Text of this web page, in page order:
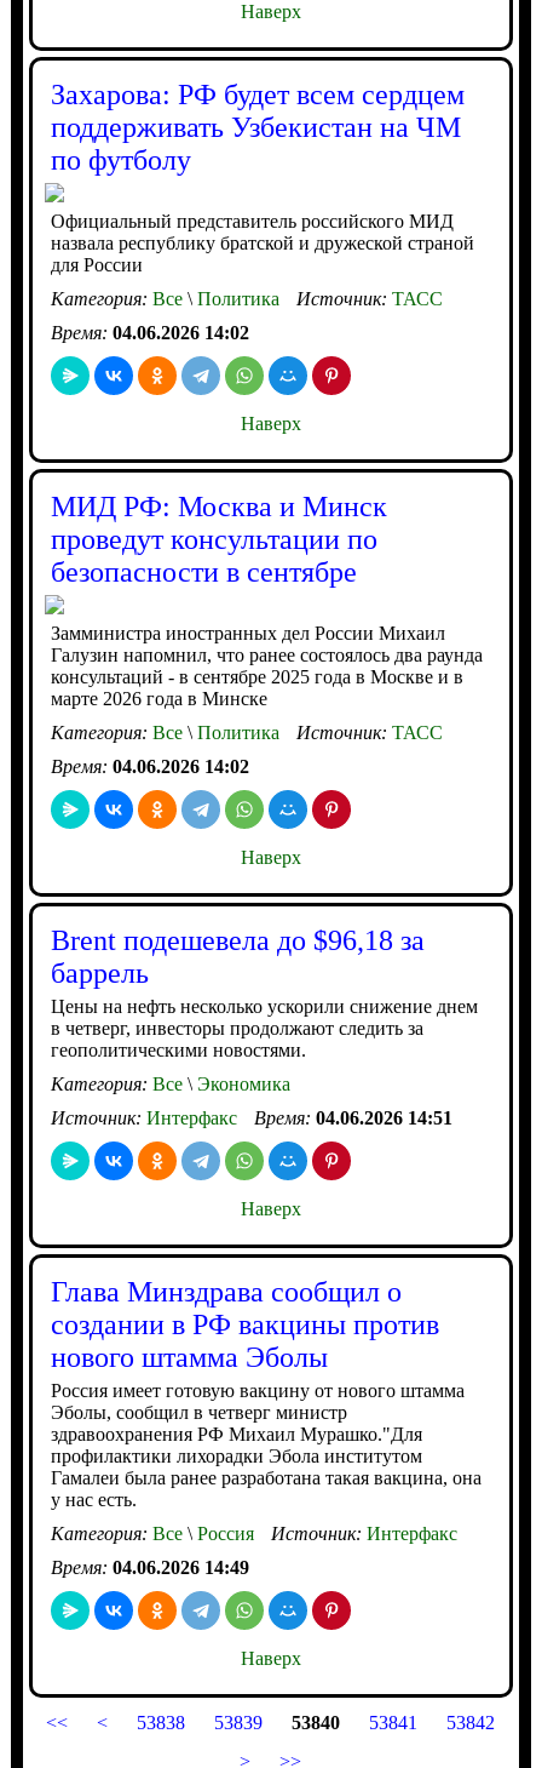
Наверх
Захарова: РФ будет всем сердцем
поддерживать Узбекистан на ЧМ
по футболу
Официальный представитель российского МИД
назвала республику братской и дружеской страной
для России
Категория: Все\Политика Источник: ТАСС
Время: 04.06.2026 14:02
Наверх
МИД РФ: Москва и Минск
проведут консультации по
безопасности в сентябре
Замминистра иностранных дел России Михаил
Галузин напомнил, что ранее состоялось два раунда
консультаций - в сентябре 2025 года в Москве и в
марте 2026 года в Минске
Категория: Все\Политика Источник: ТАСС
Время: 04.06.2026 14:02
Наверх
Brent подешевела до $96,18 за
баррель
Цены на нефть несколько ускорили снижение днем
в четверг, инвесторы продолжают следить за
геополитическими новостями.
Категория: Все\Экономика
Источник: Интерфакс Время: 04.06.2026 14:51
Наверх
Глава Минздрава сообщил о
создании в РФ вакцины против
нового штамма Эболы
Россия имеет готовую вакцину от нового штамма
Эболы, сообщил в четверг министр
здравоохранения РФ Михаил Мурашко."Для
профилактики лихорадки Эбола институтом
Гамалеи была ранее разработана такая вакцина, она
у нас есть.
Категория: Все\Россия Источник: Интерфакс
Время: 04.06.2026 14:49
Наверх
<< < 53838 53839 53840 53841
53842
>
>>